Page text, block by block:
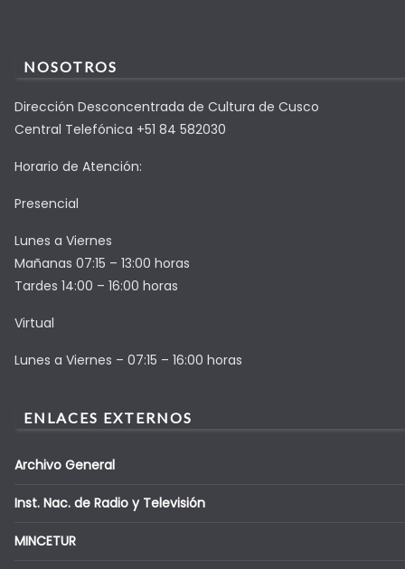
NOSOTROS
Dirección Desconcentrada de Cultura de Cusco
Central Telefónica +51 84 582030
Horario de Atención:
Presencial
Lunes a Viernes
Mañanas 07:15 – 13:00 horas
Tardes 14:00 – 16:00 horas
Virtual
Lunes a Viernes – 07:15 – 16:00 horas
ENLACES EXTERNOS
Archivo General
Inst. Nac. de Radio y Televisión
MINCETUR